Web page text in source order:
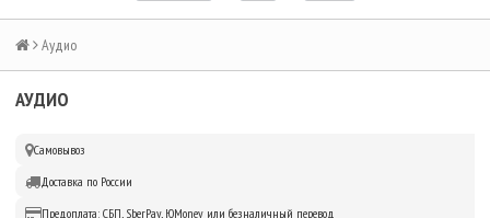
Аудио
АУДИО
Самовывоз
Доставка по России
Предоплата: СБП, SberPay, ЮMoney или безналичный перевод